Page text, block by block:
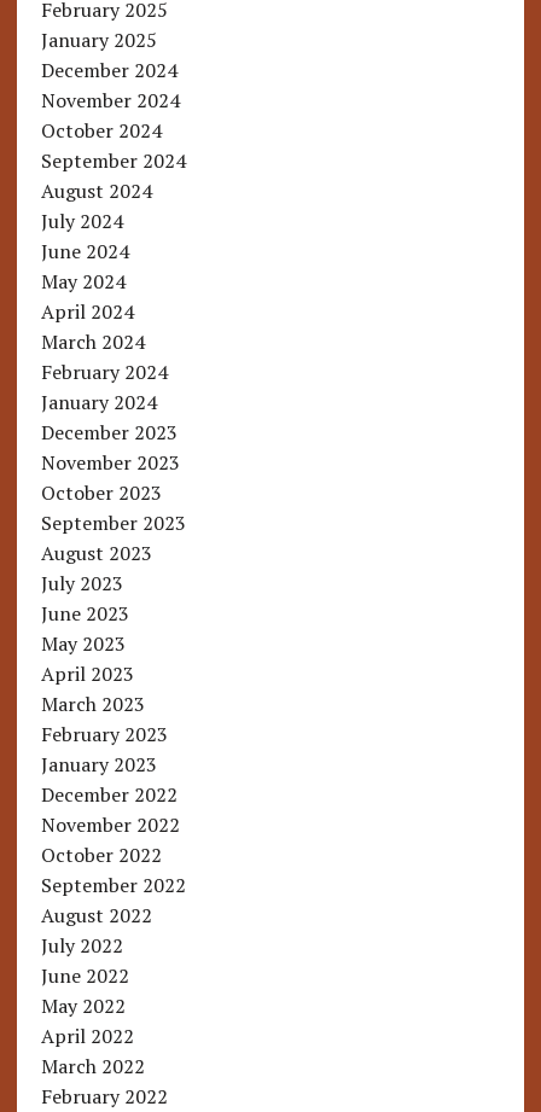
February 2025
January 2025
December 2024
November 2024
October 2024
September 2024
August 2024
July 2024
June 2024
May 2024
April 2024
March 2024
February 2024
January 2024
December 2023
November 2023
October 2023
September 2023
August 2023
July 2023
June 2023
May 2023
April 2023
March 2023
February 2023
January 2023
December 2022
November 2022
October 2022
September 2022
August 2022
July 2022
June 2022
May 2022
April 2022
March 2022
February 2022